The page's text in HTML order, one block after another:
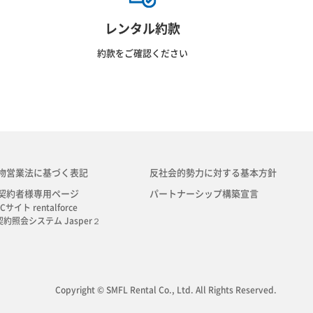
レンタル約款
約款をご確認ください
営業法に基づく表記
約者様専用ページ
サイト rentalforce
約照会システム Jasper２
反社会的勢力に対する基本方針
パートナーシップ構築宣言
Copyright © SMFL Rental Co., Ltd. All Rights Reserved.